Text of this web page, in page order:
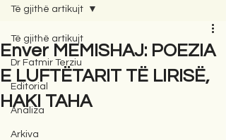
Të gjithë artikujt
Dr Fatmir Terziu
Editorial
Analiza
Arkiva
Të gjithë artikujt
Enver MEMISHAJ: POEZIA
E LUFTËTARIT TË LIRISË,
HAKI TAHA